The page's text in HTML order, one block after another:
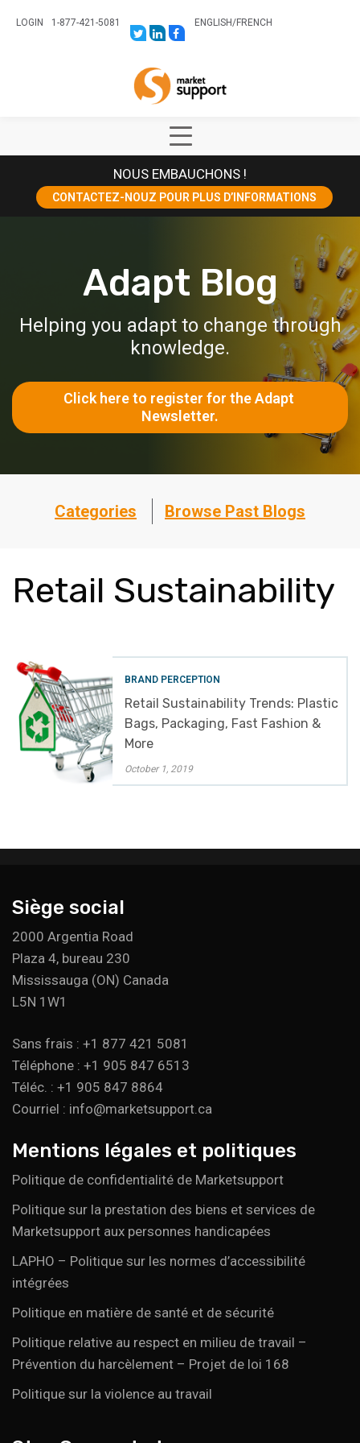
LOGIN
1-877-421-5081
LINK
TO:
LINK
TO:
TRK=BIZ-
COMPANIES-
CYM
LINK
TO:
ENGLISH/FRENCH
Show
Main
Menu
NOUS EMBAUCHONS !
CONTACTEZ-NOUZ POUR PLUS D’INFORMATIONS
Adapt Blog
Helping you adapt to change through
knowledge.
Click here to register for the Adapt
Newsletter.
Categories Browse Past Blogs
Retail Sustainability
BRAND PERCEPTION
Retail Sustainability Trends: Plastic
Bags, Packaging, Fast Fashion &
More
October 1, 2019
Siège social
2000 Argentia Road
Plaza 4, bureau 230
Mississauga (ON) Canada
L5N 1W1
Sans frais : +1 877 421 5081
Téléphone : +1 905 847 6513
Téléc. : +1 905 847 8864
Courriel : info@marketsupport.ca
Mentions légales et politiques
Politique de confidentialité de Marketsupport
Politique sur la prestation des biens et services de
Marketsupport aux personnes handicapées
LAPHO – Politique sur les normes d’accessibilité
intégrées
Politique en matière de santé et de sécurité
Politique relative au respect en milieu de travail –
Prévention du harcèlement – Projet de loi 168
Politique sur la violence au travail